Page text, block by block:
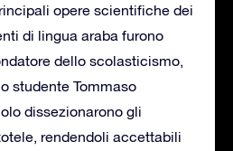
opere scientifiche dei
di lingua araba furono
dello scolasticismo,
studente Tommaso
dissezionarono gli
rendendoli accettabili